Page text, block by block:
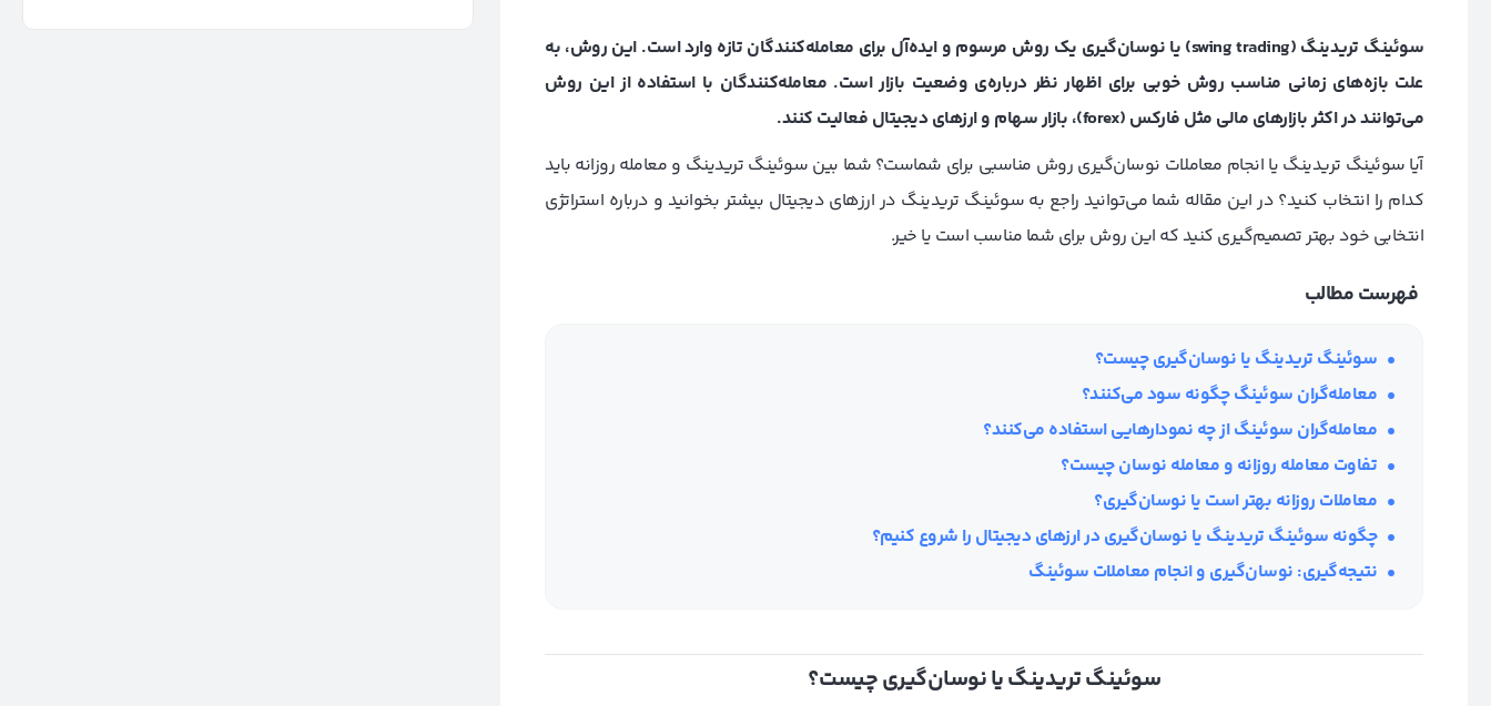
سوئینگ تریدینگ (swing trading) یا نوسان‌گیری یک روش مرسوم و ایده‌آل برای معامله‌کنندگان تازه وارد است. این روش، به
علت بازه‌های زمانی مناسب روش خوبی برای اظهار نظر درباره‌ی وضعیت بازار است. معامله‌کنندگان با استفاده از این روش
می‌توانند در اکثر بازارهای مالی مثل فارکس (forex)، بازار سهام و ارزهای دیجیتال فعالیت کنند.
آیا سوئینگ تریدینگ یا انجام معاملات نوسان‌گیری روش مناسبی برای شماست؟ شما بین سوئینگ تریدینگ و معامله روزانه باید
کدام را انتخاب کنید؟ در این مقاله شما می‌توانید راجع به سوئینگ تریدینگ در ارزهای دیجیتال بیشتر بخوانید و درباره استراتژی
انتخابی خود بهتر تصمیم‌گیری کنید که این روش برای شما مناسب است یا خیر.
فهرست مطالب
سوئینگ تریدینگ یا نوسان‌گیری چیست؟
معامله‌گران سوئینگ چگونه سود می‌کنند؟
معامله‌گران سوئینگ از چه نمودارهایی استفاده می‌کنند؟
تفاوت معامله روزانه و معامله نوسان چیست؟
معاملات روزانه بهتر است یا نوسان‌گیری؟
چگونه سوئینگ تریدینگ یا نوسان‌گیری در ارز‌های دیجیتال را شروع کنیم؟
نتیجه‌گیری: نوسان‌گیری و انجام معاملات سوئینگ
سوئینگ تریدینگ یا نوسان‌گیری چیست؟